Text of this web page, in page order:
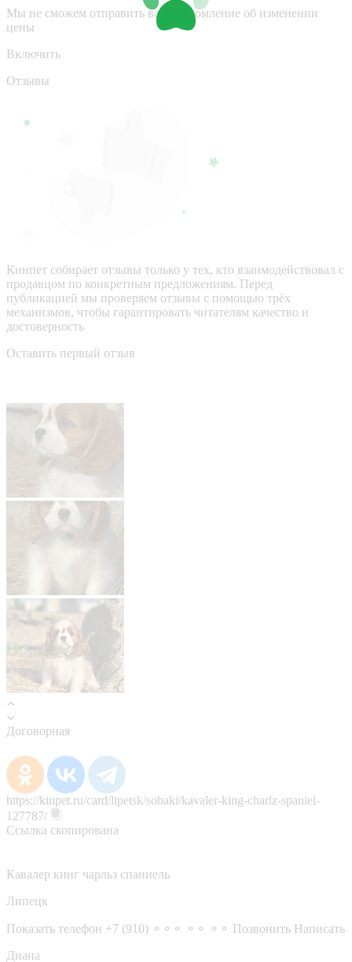
Мы не сможем отправить вам уведомление об изменении
цены
Включить
Отзывы
Кинпет собирает отзывы только у тех, кто взаимодействовал с
продавцом по конкретным предложениям. Перед
публикацией мы проверяем отзывы с помощью трёх
механизмов, чтобы гарантировать читателям качество и
достоверность
Оставить первый отзыв
Договорная
https://kinpet.ru/card/lipetsk/sobaki/kavaler-king-charlz-spaniel-
127787/
Ссылка скопирована
Кавалер кинг чарльз спаниель
Липецк
Показать телефон +7 (910) ⚬⚬⚬ ⚬⚬ ⚬⚬ Позвонить Написать
Диана